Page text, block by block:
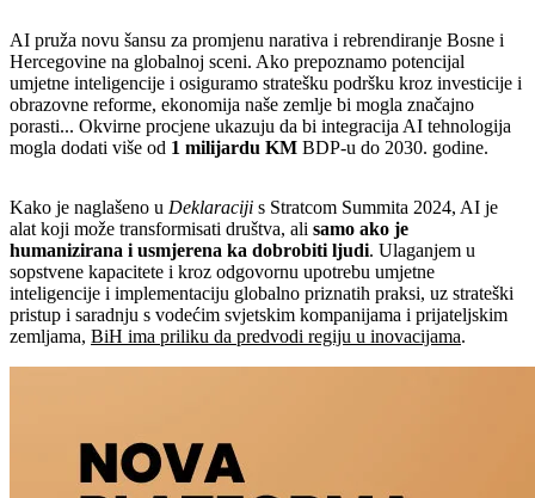
AI pruža novu šansu za promjenu narativa i rebrendiranje Bosne i
Hercegovine na globalnoj sceni. Ako prepoznamo potencijal
umjetne inteligencije i osiguramo stratešku podršku kroz investicije i
obrazovne reforme, ekonomija naše zemlje bi mogla značajno
porasti... Okvirne procjene ukazuju da bi integracija AI tehnologija
mogla dodati više od 1 milijardu KM BDP-u do 2030. godine.
Kako je naglašeno u Deklaraciji s Stratcom Summita 2024, AI je
alat koji može transformisati društva, ali samo ako je
humanizirana i usmjerena ka dobrobiti ljudi. Ulaganjem u
sopstvene kapacitete i kroz odgovornu upotrebu umjetne
inteligencije i implementaciju globalno priznatih praksi, uz strateški
pristup i saradnju s vodećim svjetskim kompanijama i prijateljskim
zemljama, BiH ima priliku da predvodi regiju u inovacijama.